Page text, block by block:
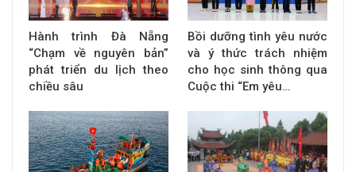
Hành trình Đà Nẵng
“Chạm về nguyên bản”
phát triển du lịch theo
chiều sâu
Bồi dưỡng tình yêu nước
và ý thức trách nhiệm
cho học sinh thông qua
Cuộc thi “Em yêu…